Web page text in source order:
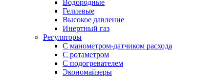
Водородные
Гелиевые
Высокое давление
Инертный газ
Регуляторы
С манометром-датчиком расхода
С ротаметром
С подогревателем
Экономайзеры